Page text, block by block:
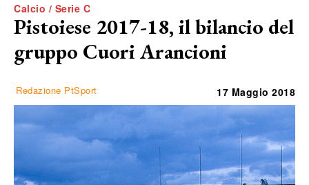
Calcio / Serie C
Pistoiese 2017-18, il bilancio del
gruppo Cuori Arancioni
Redazione PtSport 17 Maggio 2018